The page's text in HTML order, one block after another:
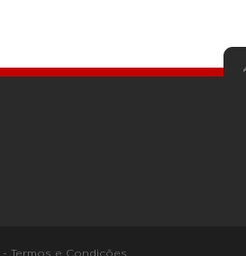
- Termos e Condições